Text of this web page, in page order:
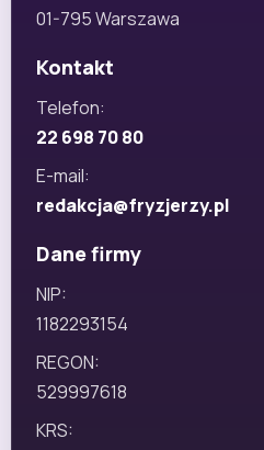
01-795 Warszawa
Kontakt
Telefon:
22 698 70 80
E-mail:
redakcja@fryzjerzy.pl
Dane firmy
NIP:
1182293154
REGON:
529997618
KRS: